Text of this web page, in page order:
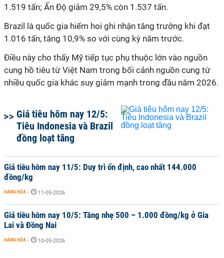
1.519 tấn; Ấn Độ giảm 29,5% còn 1.537 tấn.
Brazil là quốc gia hiếm hoi ghi nhận tăng trưởng khi đạt
1.016 tấn, tăng 10,9% so với cùng kỳ năm trước.
Điều này cho thấy Mỹ tiếp tục phụ thuộc lớn vào nguồn
cung hồ tiêu từ Việt Nam trong bối cảnh nguồn cung từ
nhiều quốc gia khác suy giảm mạnh trong đầu năm 2026.
Giá tiêu hôm nay 12/5:
Tiêu Indonesia và Brazil
đồng loạt tăng
Giá tiêu hôm nay 11/5: Duy trì ổn định, cao nhất 144.000
đồng/kg
HÀNG HÓA - 11-05-2026
Giá tiêu hôm nay 10/5: Tăng nhẹ 500 – 1.000 đồng/kg ở Gia
Lai và Đồng Nai
HÀNG HÓA - 10-05-2026